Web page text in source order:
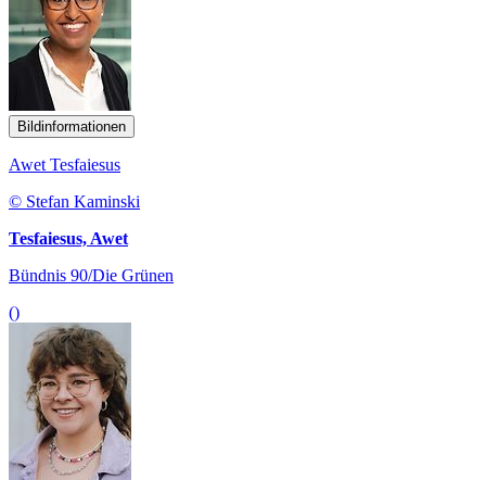
Bildinformationen
Awet Tesfaiesus
© Stefan Kaminski
Tesfaiesus, Awet
Bündnis 90/Die Grünen
()